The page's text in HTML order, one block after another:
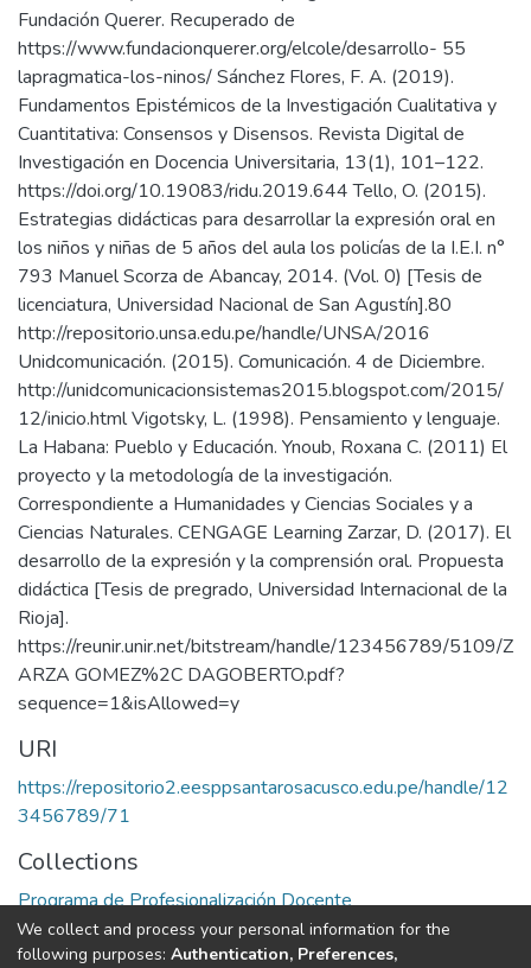
URI
https://repositorio2.eesppsantarosacusco.edu.pe/handle/12
3456789/71
Collections
Programa de Profesionalización Docente
Full item page
We collect and process your personal information for the
following purposes: Authentication, Preferences,